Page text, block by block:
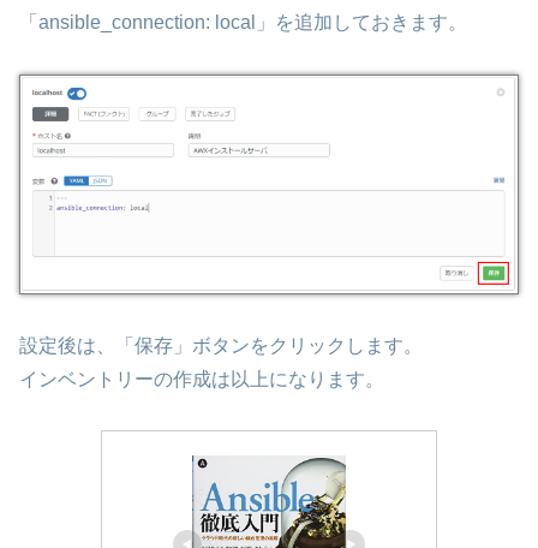
「ansible_connection: local」を追加しておきます。
設定後は、「保存」ボタンをクリックします。
インベントリーの作成は以上になります。